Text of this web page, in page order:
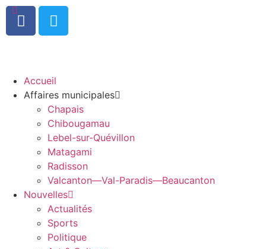
0
Accueil
Affaires municipales
Chapais
Chibougamau
Lebel-sur-Quévillon
Matagami
Radisson
Valcanton—Val-Paradis—Beaucanton
Nouvelles
Actualités
Sports
Politique